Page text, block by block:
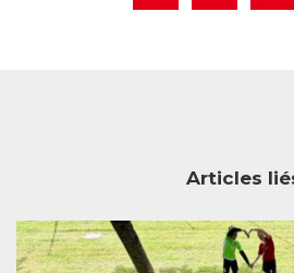
Articles